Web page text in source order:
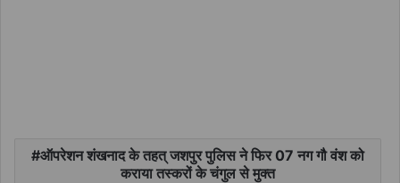
ऑपरेशन शंखनाद के तहत् जशपुर पुलिस ने फिर 07 नग गौ वंश को
कराया तस्करों के चंगुल से मुक्त